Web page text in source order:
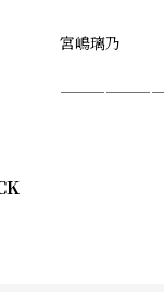
宮嶋璃乃